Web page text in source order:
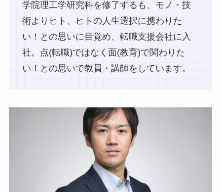
学院理工学研究科を修了するも、モノ・技
術よりヒト、ヒトの人生選択に携わりた
い！との思いに目覚め、転職支援会社に入
社。点(転職)ではなく面(教育)で関わりた
い！との思いで教員・講師をしています。